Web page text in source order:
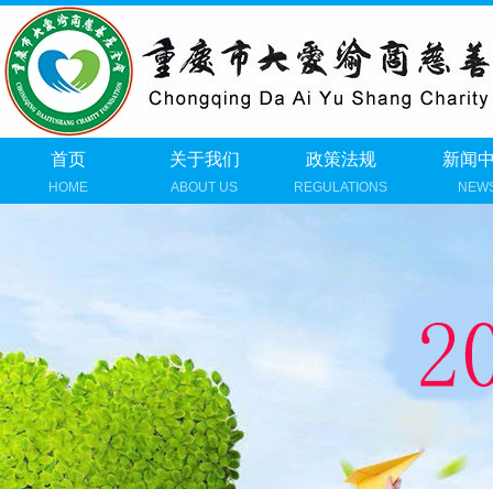
首页
HOME
关于我们
ABOUT US
政策法规
REGULATIONS
新闻